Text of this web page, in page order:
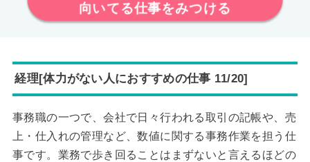
向いてる仕事をみつける
経理[体力がない人におすすめの仕事 11/20]
事務職の一つで、会社で日々行われる取引の記帳や、売
上・仕入れの管理など、数値に関する事務作業を担う仕
事です。業務で歩き回ることはまずないと言えるほどの